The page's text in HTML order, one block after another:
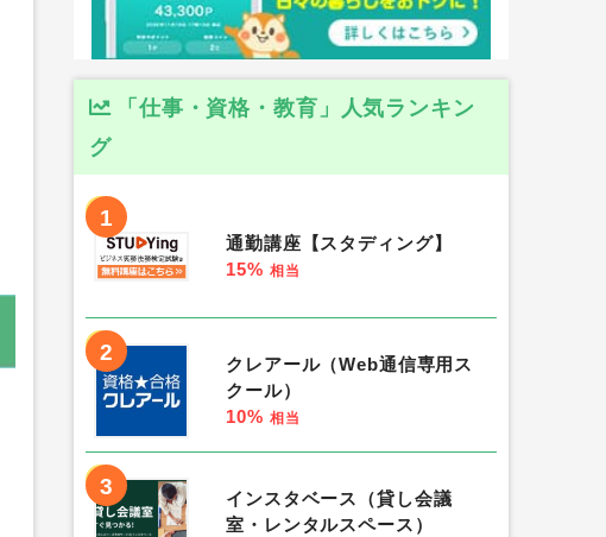
「仕事・資格・教育」人気ランキン
グ
1
通勤講座【スタディング】
15% 相当
2
クレアール（Web通信専用ス
クール）
10% 相当
3
インスタベース（貸し会議
室・レンタルスペース）